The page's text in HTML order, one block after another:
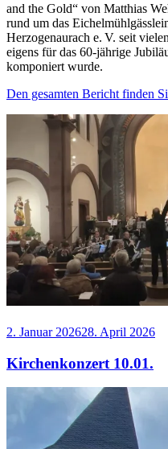
and the Gold“ von Matthias
rund um das
Herzogenaurach e. V. seit
eigens für das 60-jährige
komponiert wurde.
Den gesamten Bericht finden
Veröffentlicht
2. Januar 202628. April 2026
Kirchenkonzert 10.01.